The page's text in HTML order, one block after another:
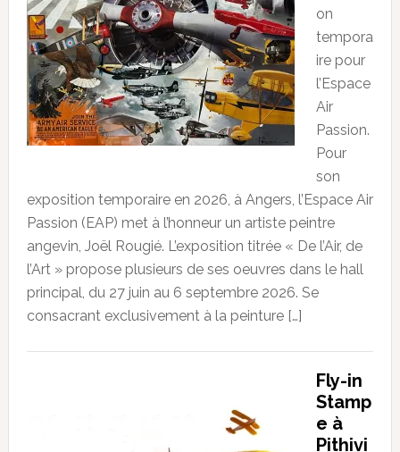
on
tempora
ire pour
l’Espace
Air
Passion.
Pour
son
exposition temporaire en 2026, à Angers, l’Espace Air
Passion (EAP) met à l’honneur un artiste peintre
angevin, Joël Rougié. L’exposition titrée « De l’Air, de
l’Art » propose plusieurs de ses oeuvres dans le hall
principal, du 27 juin au 6 septembre 2026. Se
consacrant exclusivement à la peinture […]
Fly-in
Stamp
e à
Pithivi